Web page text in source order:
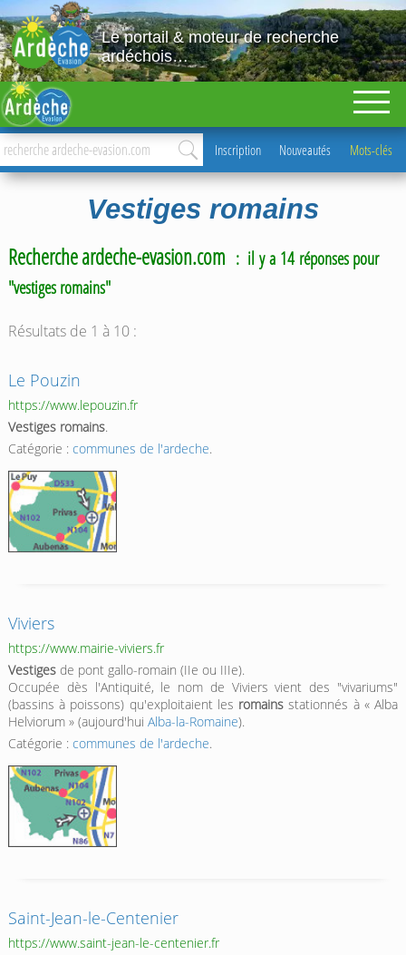
Le portail & moteur de recherche
ardéchois…
Inscription Nouveautés Mots-clés
Vestiges romains
Recherche ardeche-evasion.com : il y a 14 réponses pour
"vestiges romains"
Résultats de 1 à 10 :
Le Pouzin
https://www.lepouzin.fr
Vestiges romains.
Catégorie : communes de l'ardeche.
Viviers
https://www.mairie-viviers.fr
Vestigesde pont gallo-romain (IIe ou IIIe).
Occupée dès l'Antiquité, le nom de Viviers vient des "vivariums"
(bassins à poissons) qu'exploitaient les romains stationnés à « Alba
Helviorum » (aujourd'hui Alba-la-Romaine).
Catégorie : communes de l'ardeche.
Saint-Jean-le-Centenier
https://www.saint-jean-le-centenier.fr